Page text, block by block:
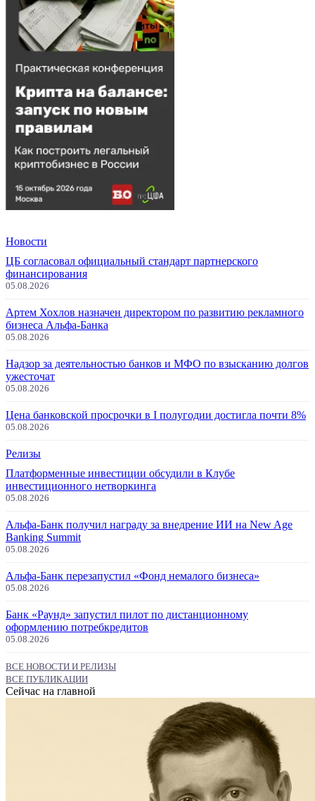
Новости
ЦБ согласовал официальный стандарт партнерского
финансирования
05.08.2026
Артем Хохлов назначен директором по развитию рекламного
бизнеса Альфа-Банка
05.08.2026
Надзор за деятельностью банков и МФО по взысканию долгов
ужесточат
05.08.2026
Цена банковской просрочки в I полугодии достигла почти 8%
05.08.2026
Релизы
Платформенные инвестиции обсудили в Клубе
инвестиционного нетворкинга
05.08.2026
Альфа-Банк получил награду за внедрение ИИ на New Age
Banking Summit
05.08.2026
Альфа-Банк перезапустил «Фонд немалого бизнеса»
05.08.2026
Банк «Раунд» запустил пилот по дистанционному
оформлению потребкредитов
05.08.2026
ВСЕ НОВОСТИ И РЕЛИЗЫ
ВСЕ ПУБЛИКАЦИИ
Сейчас на главной